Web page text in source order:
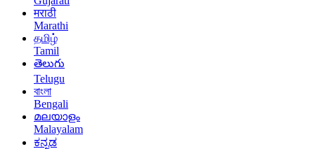
मराठी
Marathi
தமிழ்
Tamil
తెలుగు
Telugu
বাংলা
Bengali
മലയാളം
Malayalam
ಕನ್ನಡ